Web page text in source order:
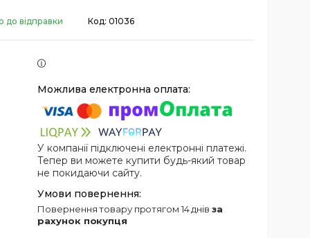
до відправки Код: 01036
У компанії підключені електронні платежі.
Тепер ви можете купити будь-який товар
не покидаючи сайту.
повернення товару протягом 14 днів за
рахунок покупця